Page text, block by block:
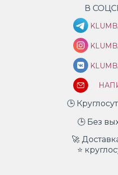
В
🕒
🕒 Без
🚀
⭐